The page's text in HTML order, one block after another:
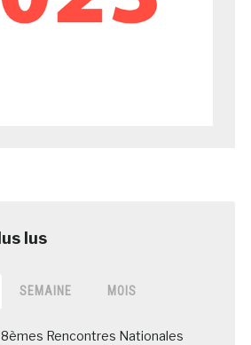
SEMAINE MOIS
8èmes Rencontres Nationales